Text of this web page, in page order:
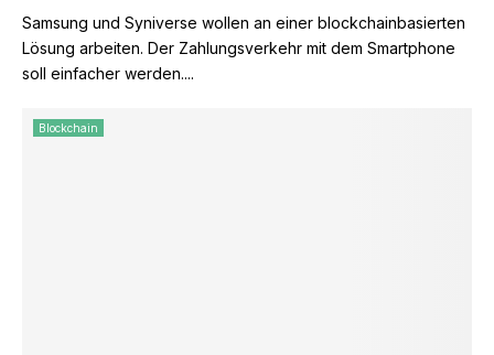
Samsung und Syniverse wollen an einer blockchainbasierten
Lösung arbeiten. Der Zahlungsverkehr mit dem Smartphone
soll einfacher werden....
Blockchain